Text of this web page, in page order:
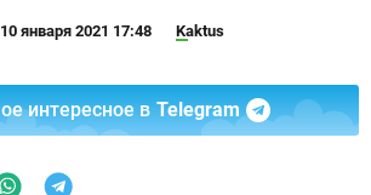
10 января 2021 17:48 Kaktus
интересное в Telegram